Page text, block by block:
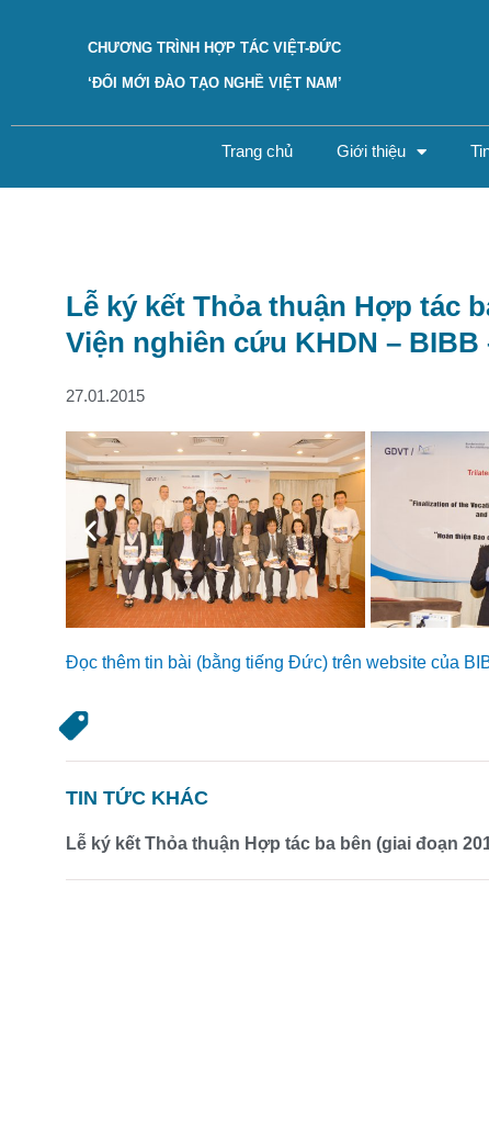
CHƯƠNG TRÌNH HỢP TÁC VIỆT-ĐỨC
‘ĐỔI MỚI ĐÀO TẠO NGHỀ VIỆT NAM’
Trang chủ Giới thiệu
Lễ ký kết Thỏa thuận Hợp tác
Viện nghiên cứu KHDN – BIBB
27.01.2015
Previous
Đọc thêm tin bài (bằng tiếng Đức) trên website của
TIN TỨC KHÁC
Lễ ký kết Thỏa thuận Hợp tác ba bên (giai đoạn